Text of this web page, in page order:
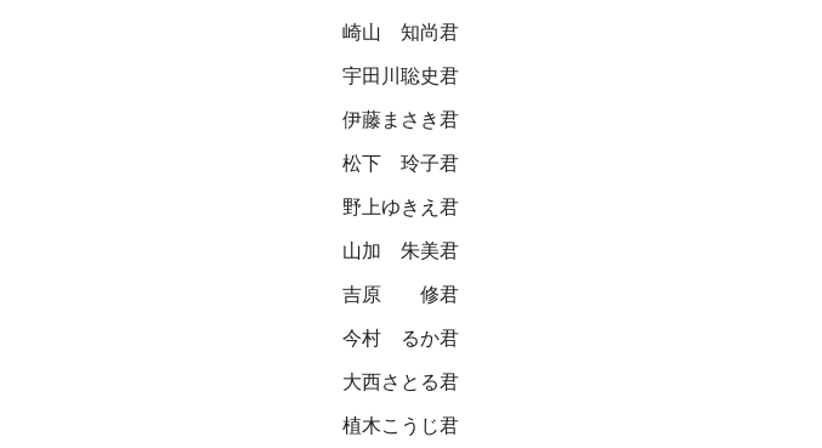
崎山 知尚君
宇田川聡史君
伊藤まさき君
松下 玲子君
野上ゆきえ君
山加 朱美君
吉原 修君
今村 るか君
大西さとる君
植木こうじ君